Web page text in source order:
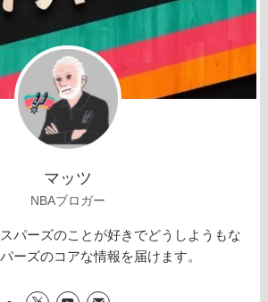
マッツ
NBAブロガー
パーズのことが好きでどうしようもな
ーズのコアな情報を届けます。